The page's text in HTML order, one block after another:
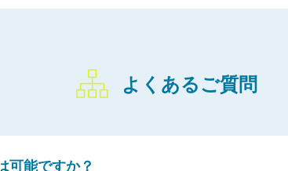
よくあるご質問
可能ですか？